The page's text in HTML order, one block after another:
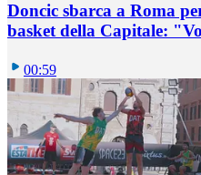
Doncic sbarca a Roma
basket della Capitale:
00:59